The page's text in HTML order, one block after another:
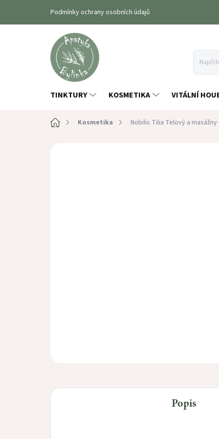
obsah
Podmínky ochrany osobních údajů
TINKTURY KOSMETIKA VITÁLNÍ
DomovKosmetika Nobilis Tilia Telový a
Popis